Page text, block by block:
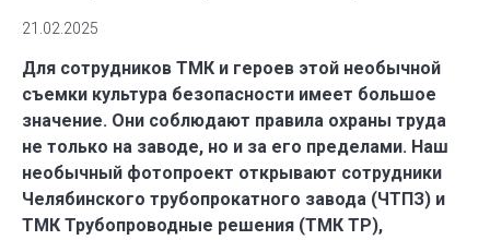
21.02.2025
Для сотрудников ТМК и героев этой необычной
съемки культура безопасности имеет большое
значение. Они соблюдают правила охраны труда
не только на заводе, но и за его пределами. Наш
необычный фотопроект открывают сотрудники
Челябинского трубопрокатного завода (ЧТПЗ) и
ТМК Трубопроводные решения (ТМК ТР),